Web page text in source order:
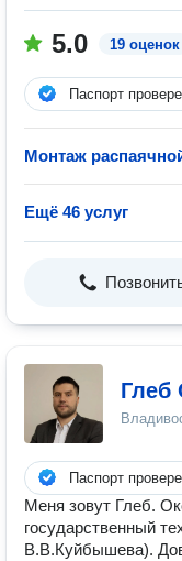
5.0 19 оценок
Паспорт
Монтаж
Ещё 46 услуг
Глеб
Паспорт
Меня зовут Глеб.
государственный
В.В.Куйбышева).